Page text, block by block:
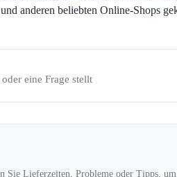
anderen beliebten Online-Shops
eine Frage stellt
Sie Lieferzeiten, Probleme oder Tipps, um